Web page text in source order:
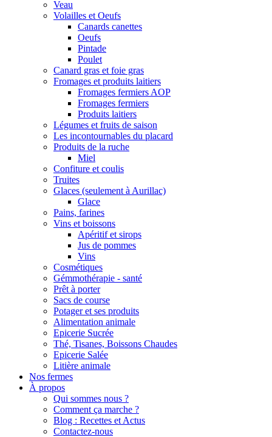
Veau
Volailles et Oeufs
Canards canettes
Oeufs
Pintade
Poulet
Canard gras et foie gras
Fromages et produits laitiers
Fromages fermiers AOP
Fromages fermiers
Produits laitiers
Légumes et fruits de saison
Les incontournables du placard
Produits de la ruche
Miel
Confiture et coulis
Truites
Glaces (seulement à Aurillac)
Glace
Pains, farines
Vins et boissons
Apéritif et sirops
Jus de pommes
Vins
Cosmétiques
Gémmothérapie - santé
Prêt à porter
Sacs de course
Potager et ses produits
Alimentation animale
Epicerie Sucrée
Thé, Tisanes, Boissons Chaudes
Epicerie Salée
Litière animale
Nos fermes
À propos
Qui sommes nous ?
Comment ça marche ?
Blog : Recettes et Actus
Contactez-nous